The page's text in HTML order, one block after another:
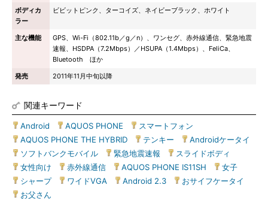
ボディカ
ラー
ビビットピンク、ターコイズ、ネイビーブラック、ホワイト
主な機能
GPS、Wi-Fi（802.11b／g／n）、ワンセグ、赤外線通信、緊急地震
速報、HSDPA（7.2Mbps）／HSUPA（1.4Mbps）、FeliCa、
Bluetooth ほか
発売
2011年11月中旬以降
関連キーワード
Android AQUOS PHONE スマートフォン
AQUOS PHONE THE HYBRID
テンキー Androidケータイ
ソフトバンクモバイル
緊急地震速報 スライドボディ
女性向け
赤外線通信 AQUOS PHONE IS11SH 女子
シャープ| ワイドVGA Android 2.3 おサイフケータイ
お父さん